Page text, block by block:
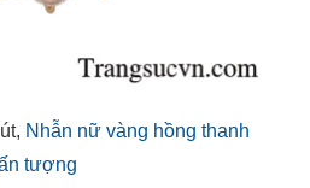
Nhẫn nữ vàng hồng thanh
tượng